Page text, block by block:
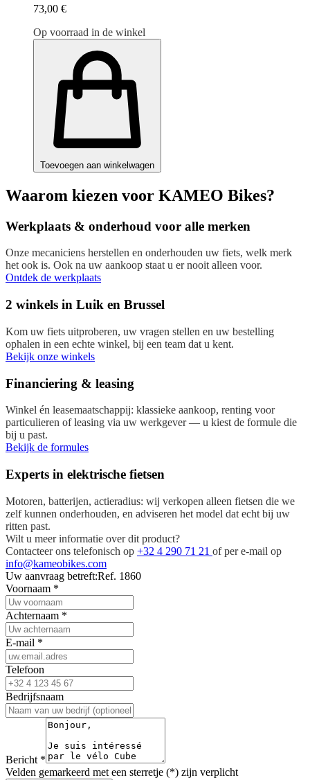
73,00 €
Op voorraad in de winkel
Toevoegen aan winkelwagen
Waarom kiezen voor KAMEO Bikes?
Werkplaats & onderhoud voor alle merken
Onze mecaniciens herstellen en onderhouden uw fiets, welk merk
het ook is. Ook na uw aankoop staat u er nooit alleen voor.
Ontdek de werkplaats
2 winkels in Luik en Brussel
Kom uw fiets uitproberen, uw vragen stellen en uw bestelling
ophalen in een echte winkel, bij een team dat u kent.
Bekijk onze winkels
Financiering & leasing
Winkel én leasemaatschappij: klassieke aankoop, renting voor
particulieren of leasing via uw werkgever — u kiest de formule die
bij u past.
Bekijk de formules
Experts in elektrische fietsen
Motoren, batterijen, actieradius: wij verkopen alleen fietsen die we
zelf kunnen onderhouden, en adviseren het model dat echt bij uw
ritten past.
Wilt u meer informatie over dit product?
Contacteer ons telefonisch op +32 4 290 71 21 of per e-mail op
info@kameobikes.com
Uw aanvraag betreft:Ref. 1860
Voornaam *
Achternaam *
E-mail *
Telefoon
Bedrijfsnaam
Bericht *
Velden gemarkeerd met een sterretje (*) zijn verplicht